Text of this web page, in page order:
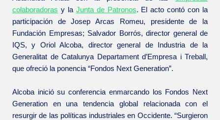
colaboradoras y la Junta de Patronos. El acto contó con la
participación de Josep Arcas Romeu, presidente de la
Fundación Empresas; Salvador Borrós, director general de
IQS, y Oriol Alcoba, director general de Industria de la
Generalitat de Catalunya Departament d’Empresa i Treball,
que ofreció la ponencia “Fondos Next Generation”.
Alcoba inició su conferencia enmarcando los Fondos Next
Generation en una tendencia global relacionada con el
resurgir de las políticas industriales en Occidente. “Surgieron